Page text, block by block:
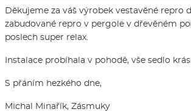
Děkujeme za váš výrobek vestavěné repro
zabudované repro v pergole v dřevěném
poslech super relax.
Instalace probíhala v pohodě, vše sedlo
S přáním hezkého dne,
Michal Minařík, Zásmuky